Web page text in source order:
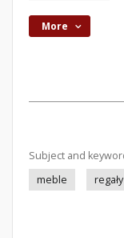
More
Subject and
meble